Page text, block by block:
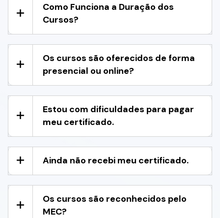
Como Funciona a Duração dos
Cursos?
Os cursos são oferecidos de forma
presencial ou online?
Estou com dificuldades para pagar
meu certificado.
Ainda não recebi meu certificado.
Os cursos são reconhecidos pelo
MEC?